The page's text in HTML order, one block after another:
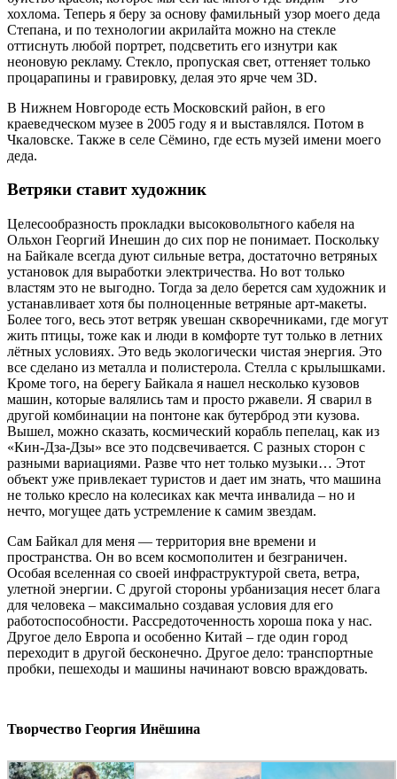
хохлома. Теперь я беру за основу фамильный узор моего деда
Степана, и по технологии акрилайта можно на стекле
оттиснуть любой портрет, подсветить его изнутри как
неоновую рекламу. Стекло, пропуская свет, оттеняет только
процарапины и гравировку, делая это ярче чем 3D.
В Нижнем Новгороде есть Московский район, в его
краеведческом музее в 2005 году я и выставлялся. Потом в
Чкаловске. Также в селе Сёмино, где есть музей имени моего
деда.
Ветряки ставит художник
Целесообразность прокладки высоковольтного кабеля на
Ольхон Георгий Инешин до сих пор не понимает. Поскольку
на Байкале всегда дуют сильные ветра, достаточно ветряных
установок для выработки электричества. Но вот только
властям это не выгодно. Тогда за дело берется сам художник и
устанавливает хотя бы полноценные ветряные арт-макеты.
Более того, весь этот ветряк увешан скворечниками, где могут
жить птицы, тоже как и люди в комфорте тут только в летних
лётных условиях. Это ведь экологически чистая энергия. Это
все сделано из металла и полистерола. Стелла с крылышками.
Кроме того, на берегу Байкала я нашел несколько кузовов
машин, которые валялись там и просто ржавели. Я сварил в
другой комбинации на понтоне как бутерброд эти кузова.
Вышел, можно сказать, космический корабль пепелац, как из
«Кин-Дза-Дзы» все это подсвечивается. С разных сторон с
разными вариациями. Разве что нет только музыки… Этот
объект уже привлекает туристов и дает им знать, что машина
не только кресло на колесиках как мечта инвалида – но и
нечто, могущее дать устремление к самим звездам.
Сам Байкал для меня — территория вне времени и
пространства. Он во всем космополитен и безграничен.
Особая вселенная со своей инфраструктурой света, ветра,
улетной энергии. С другой стороны урбанизация несет блага
для человека – максимально создавая условия для его
работоспособности. Рассредоточенность хороша пока у нас.
Другое дело Европа и особенно Китай – где один город
переходит в другой бесконечно. Другое дело: транспортные
пробки, пешеходы и машины начинают вовсю враждовать.
Творчество Георгия Инёшина